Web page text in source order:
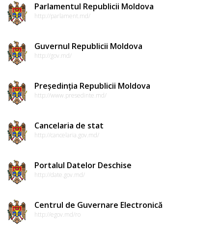
Parlamentul Republicii Moldova
http://parlament.md/
Guvernul Republicii Moldova
http://gov.md/
Președinția Republicii Moldova
http://www.presedinte.md/
Cancelaria de stat
http://cancelaria.gov.md/
Portalul Datelor Deschise
http://date.gov.md/
Centrul de Guvernare Electronică
http://egov.md/ro